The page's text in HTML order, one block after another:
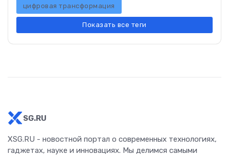
цифровая трансформация
Показать все теги
SG.RU
XSG.RU - новостной портал о современных технологиях,
гаджетах, науке и инновациях. Мы делимся самыми